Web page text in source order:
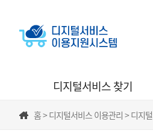
디지털서비스 찾기
홈 > 디지털서비스 이용관리 > 디지